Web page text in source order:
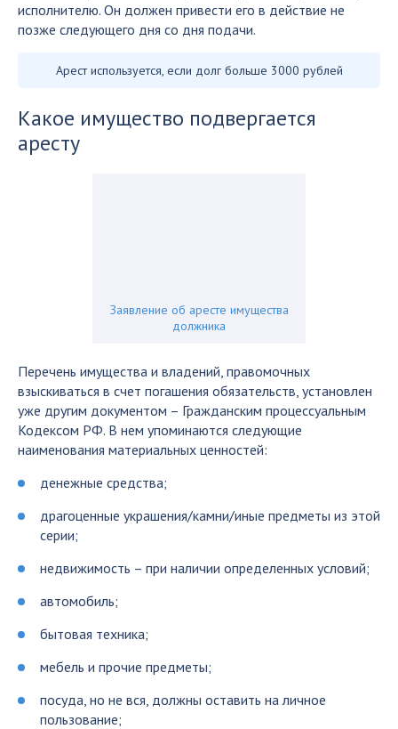
исполнителю. Он должен привести его в действие не
позже следующего дня со дня подачи.
Арест используется, если долг больше 3000 рублей
Какое имущество подвергается
аресту
Заявление об аресте имущества
должника
Перечень имущества и владений, правомочных
взыскиваться в счет погашения обязательств, установлен
уже другим документом – Гражданским процессуальным
Кодексом РФ. В нем упоминаются следующие
наименования материальных ценностей:
денежные средства;
драгоценные украшения/камни/иные предметы из этой
серии;
недвижимость – при наличии определенных условий;
автомобиль;
бытовая техника;
мебель и прочие предметы;
посуда, но не вся, должны оставить на личное
пользование;